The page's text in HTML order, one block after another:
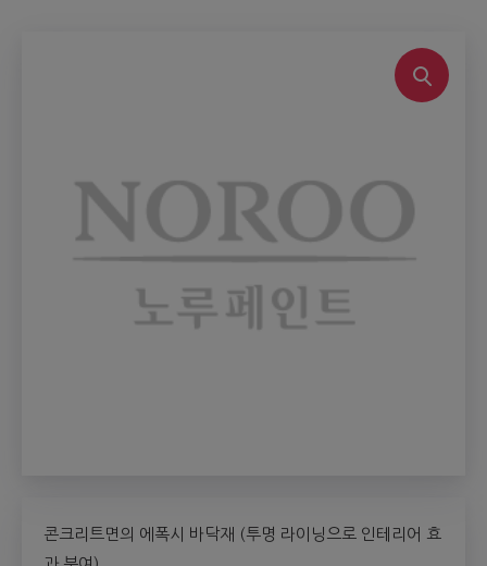
콘크리트면의 에폭시 바닥재 (투명 라이닝으로 인테리어 효